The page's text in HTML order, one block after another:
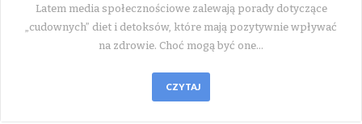
Latem media społecznościowe zalewają porady dotyczące
„cudownych” diet i detoksów, które mają pozytywnie wpływać
na zdrowie. Choć mogą być one…
CZYTAJ